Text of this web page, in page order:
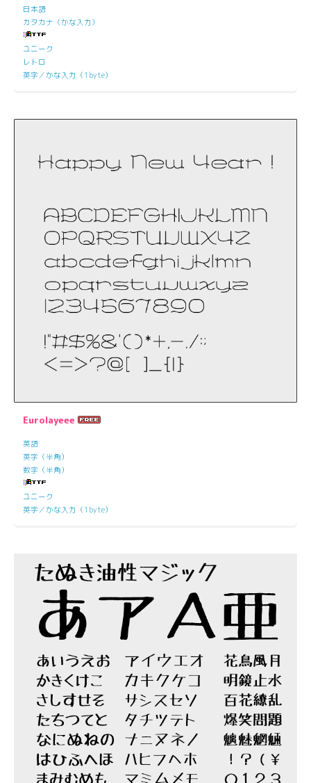
日本語
カタカナ（かな入力）
ユニーク
レトロ
英字／かな入力（1byte）
Eurolayeee
英語
英字（半角）
数字（半角）
ユニーク
英字／かな入力（1byte）